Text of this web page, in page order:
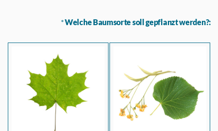
*Welche Baumsorte soll gepflanzt werden?: